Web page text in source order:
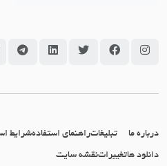
سامانه جاما در اینستاگرام
سامانه جاما در فیسبوک
سامانه جاما در
سامانه
درباره ما تبلیغاتراهنمای استفادهشرایط
دانلود هاتغییراتنقشه سایت